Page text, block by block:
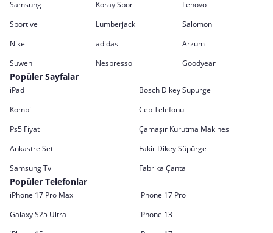
Samsung
Koray Spor
Lenovo
Sportive
Lumberjack
Salomon
Nike
adidas
Arzum
Suwen
Nespresso Goodyear
Popüler Sayfalar
iPad
Bosch Dikey Süpürge
Kombi
Cep Telefonu
Ps5 Fiyat
Çamaşır Kurutma Makinesi
Ankastre Set
Fakir Dikey Süpürge
Samsung Tv
Fabrika Çanta
Popüler Telefonlar
iPhone 17 Pro Max
iPhone 17 Pro
Galaxy S25 Ultra
iPhone 13